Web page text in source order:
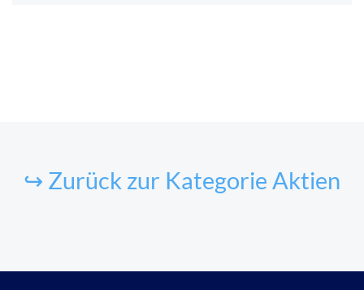
↪ Zurück zur Kategorie Aktien